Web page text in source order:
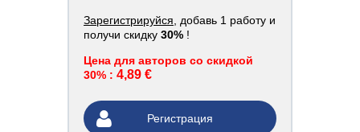
Зарегистрируйся , добавь 1 работу и
получи скидку 30% !
Цена для авторов со скидкой
30% : 4,89 €
Регистрация